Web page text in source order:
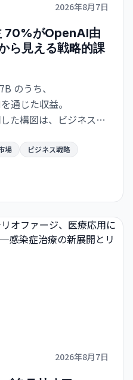
2026年8月7日
70%がOpenAI由
見える戦略的課
のうち、
通じた収益。
た構図は、ビジネスの
場
ビジネス戦略
2026年8月7日